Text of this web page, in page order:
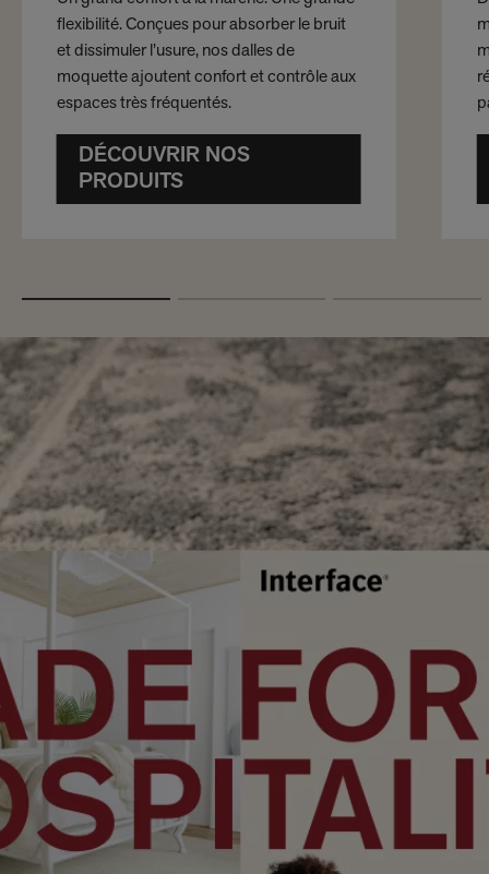
flexibilité. Conçues pour absorber le bruit
et dissimuler l’usure, nos dalles de
moquette ajoutent confort et contrôle aux
espaces très fréquentés.
DÉCOUVRIR NOS
PRODUITS